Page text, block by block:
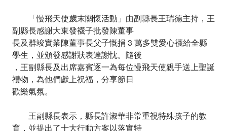
「慢飛天使歲末關懷活動」由副縣長王瑞德主持，王
副縣長感謝大東發襪子批發陳董事
長及群竣實業陳董事長父子慨捐 3 萬多雙愛心襪給全縣
學生，並頒發感謝狀表達謝忱。隨後
，王副縣長及出席嘉賓逐一為每位慢飛天使親手送上聖誕
禮物，為他們獻上祝福，分享節日
歡樂氣氛。
王副縣長表示，縣長許淑華非常重視特殊孩子的教
育，並提出了十大行動方案以落實特